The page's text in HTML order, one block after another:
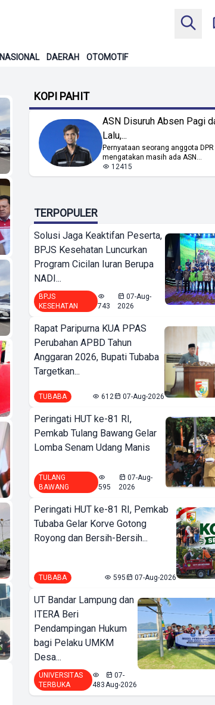
NASIONAL DAERAH OTOMOTIF
KOPI PAHIT
ASN Disuruh Absen Pagi
Lalu,...
Pernyataan seorang anggota
mengatakan masih ada ASN...
12415
TERPOPULER
Solusi Jaga Keaktifan Peserta,
BPJS Kesehatan Luncurkan
Program Cicilan Iuran Berupa
NADI...
BPJS
KESEHATAN
743
07-Aug-
2026
Rapat Paripurna KUA PPAS
Perubahan APBD Tahun
Anggaran 2026, Bupati Tubaba
Targetkan...
TUBABA 612 07-Aug-2026
Peringati HUT ke-81 RI,
Pemkab Tulang Bawang Gelar
Lomba Senam Udang Manis
TULANG
BAWANG
595
07-Aug-
2026
Peringati HUT ke-81 RI, Pemkab
Tubaba Gelar Korve Gotong
Royong dan Bersih-Bersih...
TUBABA 595 07-Aug-2026
UT Bandar Lampung dan
ITERA Beri
Pendampingan Hukum
bagi Pelaku UMKM
Desa...
UNIVERSITAS
TERBUKA
483
07-
Aug-2026